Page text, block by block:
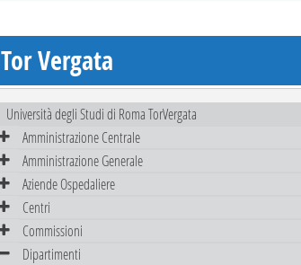
Tor Vergata
Università degli Studi di Roma TorVergata
Amministrazione Centrale
Amministrazione Generale
Aziende Ospedaliere
Centri
Commissioni
Dipartimenti